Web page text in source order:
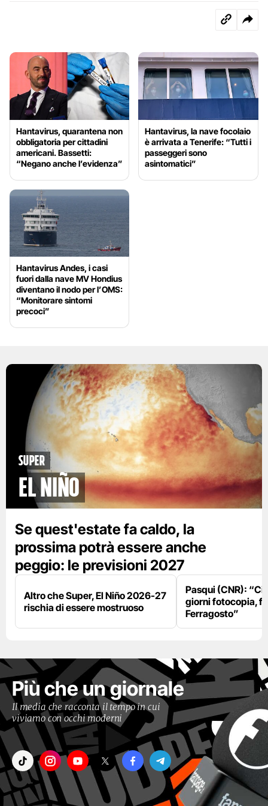
Hantavirus, quarantena non
obbligatoria per cittadini
americani. Bassetti:
“Negano anche l’evidenza”
Hantavirus, la nave focolaio
è arrivata a Tenerife: “Tutti i
passeggeri sono
asintomatici”
Hantavirus Andes, i casi
fuori dalla nave MV Hondius
diventano il nodo per l’OMS:
“Monitorare sintomi
precoci”
Super
El Niño
Se quest'estate fa caldo, la
prossima potrà essere anche
peggio: le previsioni 2027
Altro che Super, El Niño 2026-27
rischia di essere mostruoso
Pasqui (CNR):
giorni fotocopia,
Ferragosto”
Più che un giornale
Il media che racconta il tempo in cui
viviamo con occhi moderni